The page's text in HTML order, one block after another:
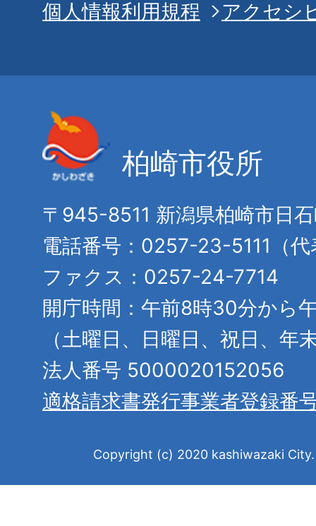
個人情報利用規程 アクセシ
柏崎市役所
〒945-8511 新潟県柏崎市日
電話番号：0257-23-5111（代
ファクス：0257-24-7714
開庁時間：午前8時30分から
（土曜日、日曜日、祝日、年
法人番号 5000020152056
適格請求書発行事業者登録番
Copyright (c) 2020 kashiwazaki